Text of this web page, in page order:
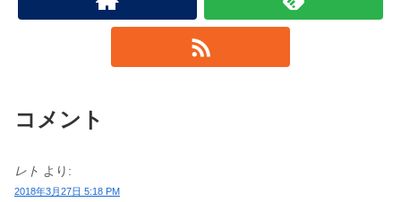
コメント
レト より:
2018年3月27日 5:18 PM